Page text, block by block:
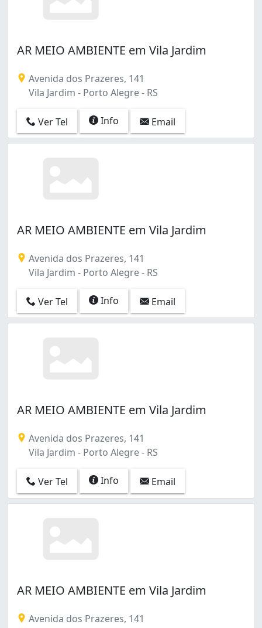
AR MEIO AMBIENTE em Vila Jardim
Avenida dos Prazeres, 141
Vila Jardim - Porto Alegre - RS
Ver Tel Info Email
AR MEIO AMBIENTE em Vila Jardim
Avenida dos Prazeres, 141
Vila Jardim - Porto Alegre - RS
Ver Tel Info Email
AR MEIO AMBIENTE em Vila Jardim
Avenida dos Prazeres, 141
Vila Jardim - Porto Alegre - RS
Ver Tel Info Email
AR MEIO AMBIENTE em Vila Jardim
Avenida dos Prazeres, 141